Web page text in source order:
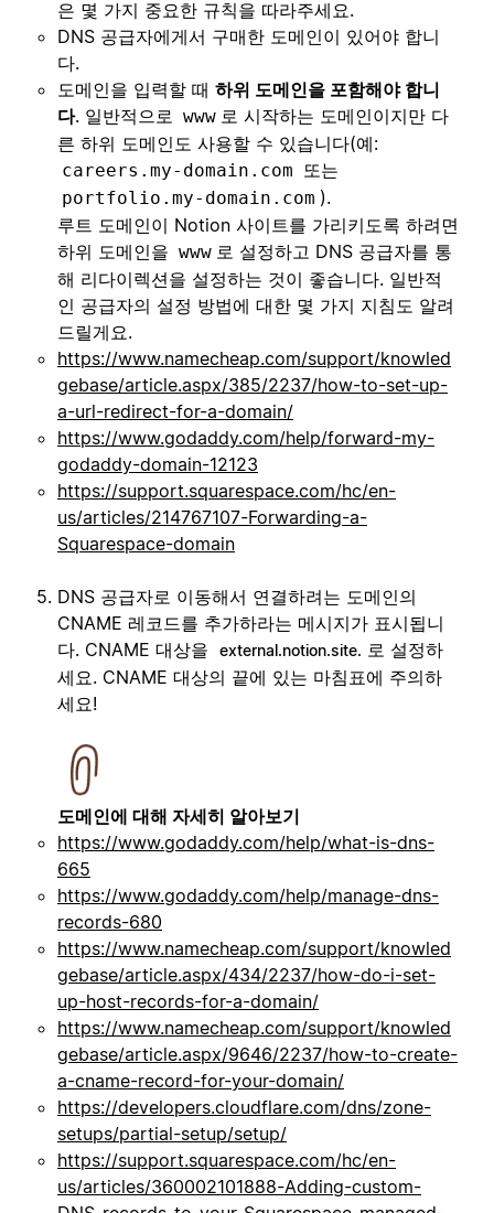
은 몇 가지 중요한 규칙을 따라주세요.
DNS 공급자에게서 구매한 도메인이 있어야 합니
다.
도메인을 입력할 때 하위 도메인을 포함해야 합니
다. 일반적으로 www 로 시작하는 도메인이지만 다
른 하위 도메인도 사용할 수 있습니다(예:
careers.my-domain.com 또는
portfolio.my-domain.com ).
루트 도메인이 Notion 사이트를 가리키도록 하려면
하위 도메인을 www 로 설정하고 DNS 공급자를 통
해 리다이렉션을 설정하는 것이 좋습니다. 일반적
인 공급자의 설정 방법에 대한 몇 가지 지침도 알려
드릴게요.
https://www.namecheap.com/support/knowled
gebase/article.aspx/385/2237/how-to-set-up-
a-url-redirect-for-a-domain/
https://www.godaddy.com/help/forward-my-
godaddy-domain-12123
https://support.squarespace.com/hc/en-
us/articles/214767107-Forwarding-a-
Squarespace-domain
DNS 공급자로 이동해서 연결하려는 도메인의
CNAME 레코드를 추가하라는 메시지가 표시됩니
다. CNAME 대상을
external.notion.site. 로 설정하
세요. CNAME 대상의 끝에 있는 마침표에 주의하
세요!
도메인에 대해 자세히 알아보기
https://www.godaddy.com/help/what-is-dns-
665
https://www.godaddy.com/help/manage-dns-
records-680
https://www.namecheap.com/support/knowled
gebase/article.aspx/434/2237/how-do-i-set-
up-host-records-for-a-domain/
https://www.namecheap.com/support/knowled
gebase/article.aspx/9646/2237/how-to-create-
a-cname-record-for-your-domain/
https://developers.cloudflare.com/dns/zone-
setups/partial-setup/setup/
https://support.squarespace.com/hc/en-
us/articles/360002101888-Adding-custom-